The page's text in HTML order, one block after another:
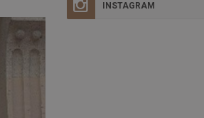
INSTAGRAM